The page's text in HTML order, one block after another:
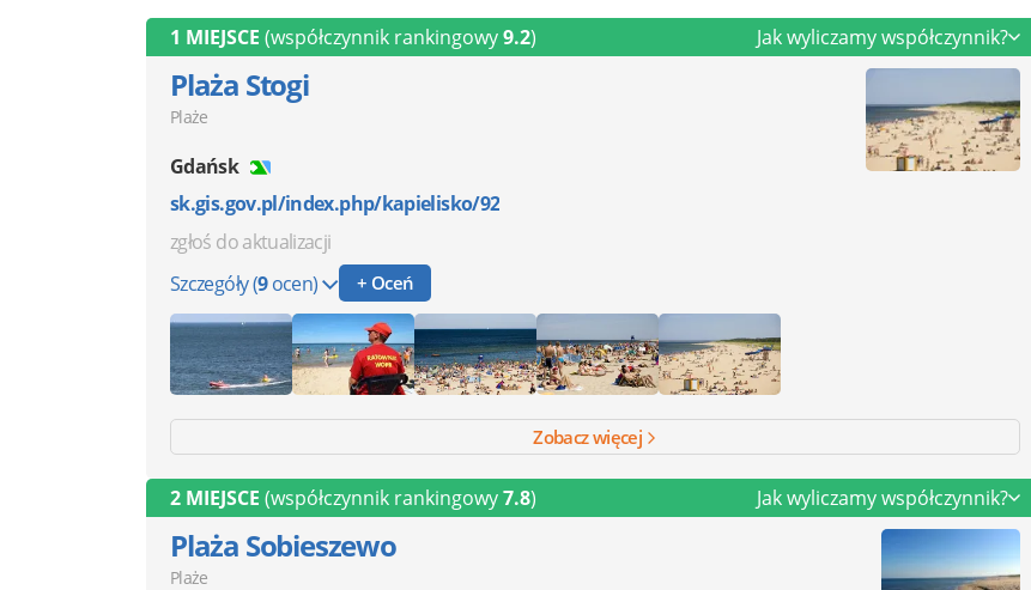
1 MIEJSCE (współczynnik rankingowy9.2) Jak wyliczamy współczynnik?
Plaża Stogi
Plaże
Gdańsk
sk.gis.gov.pl/index.php/kapielisko/92
zgłoś do aktualizacji
Szczegóły(9ocen) + Oceń
Zobacz więcej
2 MIEJSCE (współczynnik rankingowy7.8) Jak wyliczamy współczynnik?
Plaża Sobieszewo
Plaże